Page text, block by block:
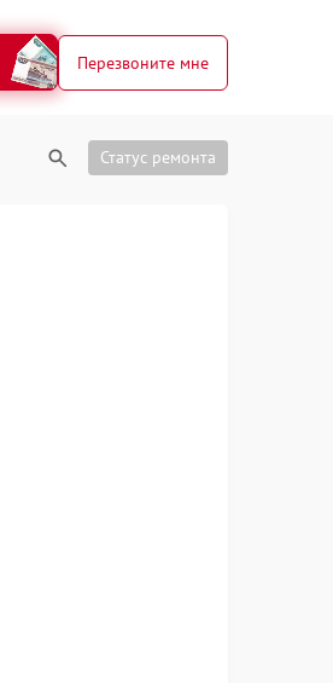
Перезвоните мне
Статус ремонта